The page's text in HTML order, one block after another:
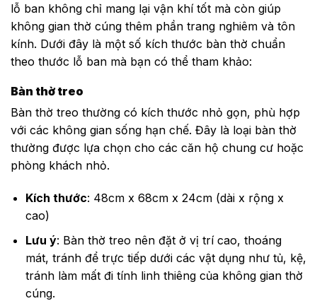
lỗ ban không chỉ mang lại vận khí tốt mà còn giúp
không gian thờ cúng thêm phần trang nghiêm và tôn
kính. Dưới đây là một số kích thước bàn thờ chuẩn
theo thước lỗ ban mà bạn có thể tham khảo:
Bàn thờ treo
Bàn thờ treo thường có kích thước nhỏ gọn, phù hợp
với các không gian sống hạn chế. Đây là loại bàn thờ
thường được lựa chọn cho các căn hộ chung cư hoặc
phòng khách nhỏ.
Kích thước: 48cm x 68cm x 24cm (dài x rộng x
cao)
Lưu ý: Bàn thờ treo nên đặt ở vị trí cao, thoáng
mát, tránh để trực tiếp dưới các vật dụng như tủ, kệ,
tránh làm mất đi tính linh thiêng của không gian thờ
cúng.